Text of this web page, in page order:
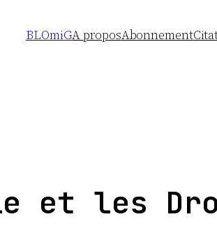
BLOmiGA proposAbonnement
les